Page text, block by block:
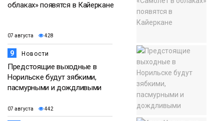
облаках» появятся в Кайеркане
07 августа 428
9 Новости
Предстоящие выходные в
Норильске будут зябкими,
пасмурными и дождливыми
07 августа 442